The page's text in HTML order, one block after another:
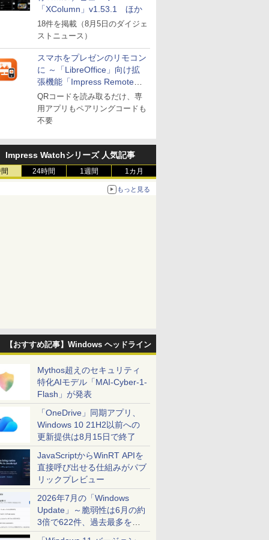
「XColumn」v1.53.1 ほか
18件を掲載（8月5日のダイジェ
ストニュース）
スマホをプレゼンのリモコン
に ～「LibreOffice」向け拡
張機能「Impress Remote」
が公開
QRコードを読み取るだけ、専
用アプリもペアリングコードも
不要
Impress Watchシリーズ 人気記事
24時間 1週間 1カ月
もっと見る
【おすすめ記事】Windows ヘッドライン
Mythos超えのセキュリティ
特化AIモデル「MAI-Cyber-1-
Flash」が発表
「OneDrive」同期アプリ、
Windows 10 21H2以前への
更新提供は8月15日で終了
JavaScriptからWinRT APIを
直接呼び出せる仕組みがパブ
リックプレビュー
2026年7月の「Windows
Update」～脆弱性は6月の約
3倍で622件、過去最多を大
幅に更新